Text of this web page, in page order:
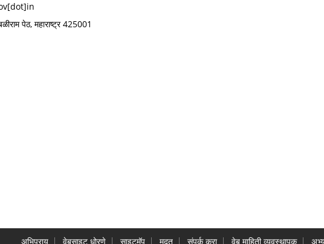
पेठ, महाराष्ट्र 425001
अभिप्राय वेबसाइट धोरणे साइटमॅप मदत संपर्क करा वेब माहिती व्यवस्थापक